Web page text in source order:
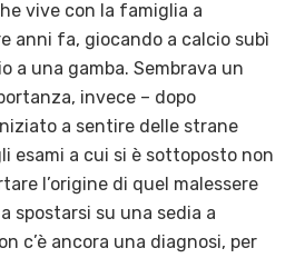
vive con la famiglia a
anni fa, giocando a calcio subì
a una gamba. Sembrava un
invece – dopo
a sentire delle strane
esami a cui si è sottoposto non
l’origine di quel malessere
spostarsi su una sedia a
c’è ancora una diagnosi, per